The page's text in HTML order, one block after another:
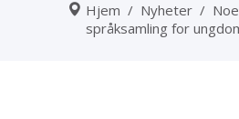
Hjem / Nyheter /
språksamling for